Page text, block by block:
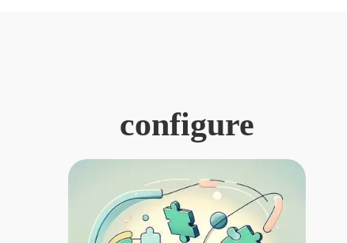
configure